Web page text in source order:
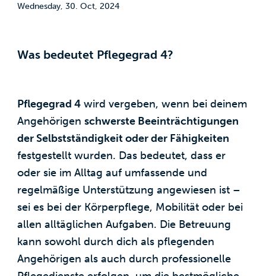
Wednesday, 30. Oct, 2024
Was bedeutet Pflegegrad 4?
Pflegegrad 4 wird vergeben, wenn bei deinem
Angehörigenschwerste Beeinträchtigungen
der Selbstständigkeit oder der Fähigkeiten
festgestellt wurden. Das bedeutet, dass er
oder sie im Alltag auf umfassende und
regelmäßige Unterstützung angewiesen ist –
sei es bei der Körperpflege, Mobilität oder bei
allen alltäglichen Aufgaben. Die Betreuung
kann sowohl durch dich als pflegenden
Angehörigen als auch durch professionelle